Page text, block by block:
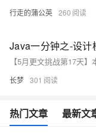
行走的蒲公英 260
Java一分钟之-设
长梦 301
热门文章 最新文